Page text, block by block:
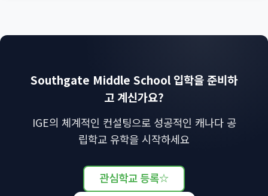
Southgate Middle School 입학을 준비하
고 계신가요?
IGE의 체계적인 컨설팅으로 성공적인 캐나다 공
립학교 유학을 시작하세요
관심학교 등록☆